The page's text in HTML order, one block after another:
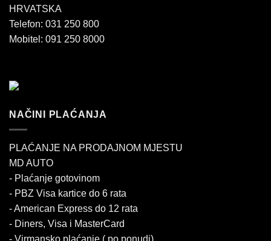
HRVATSKA
Telefon: 031 250 800
Mobitel: 091 250 8000
NAČINI PLAĆANJA
PLAĆANJE NA PRODAJNOM MJESTU
MD AUTO
- Plaćanje gotovinom
- PBZ Visa kartice do 6 rata
- American Express do 12 rata
- Diners, Visa i MasterCard
- Virmansko plaćanje ( po ponudi)